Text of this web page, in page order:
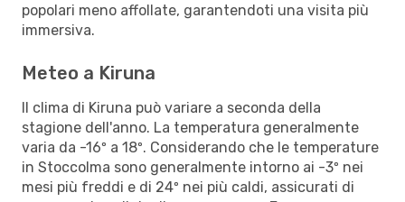
popolari meno affollate, garantendoti una visita più
immersiva.
Meteo a Kiruna
Il clima di Kiruna può variare a seconda della
stagione dell'anno. La temperatura generalmente
varia da -16º a 18º. Considerando che le temperature
in Stoccolma sono generalmente intorno ai -3º nei
mesi più freddi e di 24º nei più caldi, assicurati di